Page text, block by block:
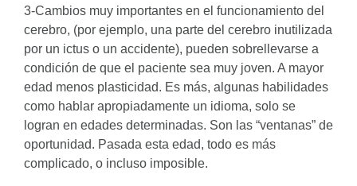
3-Cambios muy importantes en el funcionamiento del
cerebro, (por ejemplo, una parte del cerebro inutilizada
por un ictus o un accidente), pueden sobrellevarse a
condición de que el paciente sea muy joven. A mayor
edad menos plasticidad. Es más, algunas habilidades
como hablar apropiadamente un idioma, solo se
logran en edades determinadas. Son las “ventanas” de
oportunidad. Pasada esta edad, todo es más
complicado, o incluso imposible.